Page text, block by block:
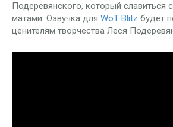
Подеревянского, который славиться
матами. Озвучка для WoT Blitz будет
ценителям творчества Леся